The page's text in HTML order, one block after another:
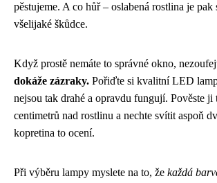
pěstujeme. A co hůř – oslabená rostlina je
všelijaké škůdce.
Když prostě nemáte to správné okno,
dokáže zázraky. Pořiďte si kvalitní LED
nejsou tak drahé a opravdu fungují. Pověste ji
centimetrů nad rostlinu a nechte svítit aspoň
kopretina to ocení.
Při výběru lampy myslete na to, že každá